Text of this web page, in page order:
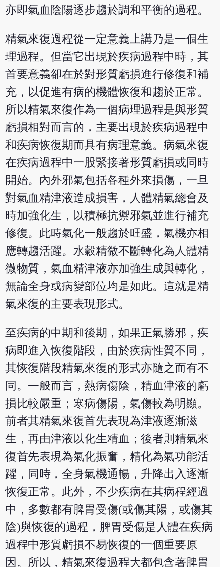
亦即氣血陰陽逐步趨於調和平衡的過程。
精氣來復過程從一定意義上講乃是一個生
理過程。但當它出現於疾病過程中時，其
首要意義卻在於對形質虧損進行修復和補
充，以促進有病的機體恢復和趨於正常。
所以精氣來復作為一個病理過程是與形質
虧損相對而言的，主要出現於疾病過程中
和疾病恢復期而具有病理意義。病氣來復
在疾病過程中一股緊接著形質虧損或同時
開始。內外邪氣包括各種外來損傷，一旦
對氣血精津液造成損害，人體精氣總會及
時加強化生，以積極抗禦邪氣並進行補充
修復。此時氣化一般趨於旺盛，氣機亦相
應轉趨活躍。水穀精微不斷轉化為人體精
微物質，氣血精津液亦加強生成與轉化，
無論全身或病變部位均是如此。這就是精
氣來復的主要表現形式。
至疾病的中期和後期，如果正氣勝邪，疾
病即進入恢復階段，由於疾病性質不同，
其恢復階段精氣來復的形式亦隨之而有不
同。一般而言，熱病傷陰，精血津液的虧
損比較嚴重；寒病傷陽，氣傷較為明顯。
前者其精氣來復首先表現為津液逐漸滋
生，再由津液以化生精血；後者則精氣來
復首先表現為氣化振奮，精化為氣功能活
躍，同時，全身氣機通暢，升降出入逐漸
恢復正常。此外，不少疾病在其病程經過
中，多數都有脾胃受傷(或傷其陽，或傷其
陰)與恢復的過程，脾胃受傷是人體在疾病
過程中形質虧損不易恢復的一個重要原
因。所以，精氣來復過程大都包含著脾胃